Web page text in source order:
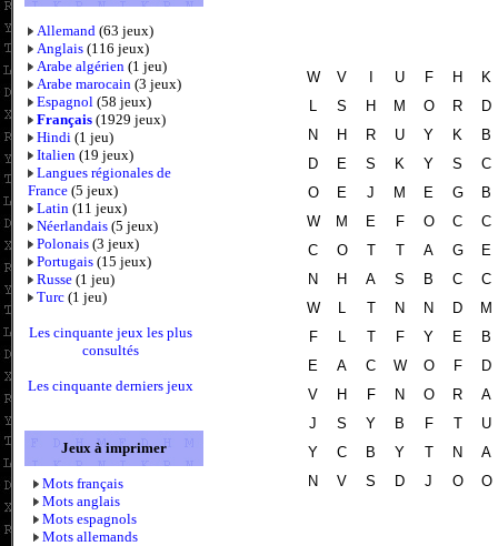
Allemand (63 jeux)
Anglais (116 jeux)
Arabe algérien (1 jeu)
Arabe marocain (3 jeux)
Espagnol (58 jeux)
Français (1929 jeux)
Hindi (1 jeu)
Italien (19 jeux)
Langues régionales de
France (5 jeux)
Latin (11 jeux)
Néerlandais (5 jeux)
Polonais (3 jeux)
Portugais (15 jeux)
Russe (1 jeu)
Turc (1 jeu)
Les cinquante jeux les plus
consultés
Les cinquante derniers jeux
Jeux à imprimer
Mots français
Mots anglais
Mots espagnols
Mots allemands
W V I U F H
K
L
S H M O R
D
N
H R U Y K
B
D
E S K Y S
C
O
E J M E G
B
W
M E F O C
C
C
O T T A G
E
N
H A S B C
C
W
L T N N D
M
F
L T F Y E
B
E
A C W O F
D
V
H F N O R
A
J
S Y B F T
U
Y
C B Y T N
A
N
V S D J O O